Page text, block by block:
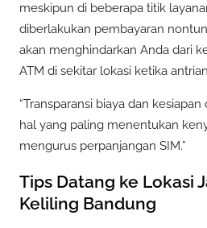
meskipun di beberapa titik
diberlakukan pembayaran
akan menghindarkan Anda dari
ATM di sekitar lokasi ketika
“Transparansi biaya dan
hal yang paling menentukan
mengurus perpanjangan SIM.”
Tips Datang ke Lokasi
Keliling Bandung